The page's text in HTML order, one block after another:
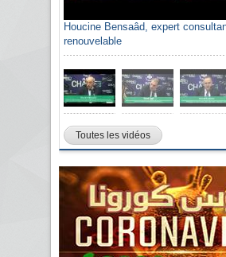
Houcine Bensaâd, expert
renouvelable
Toutes les vidéos